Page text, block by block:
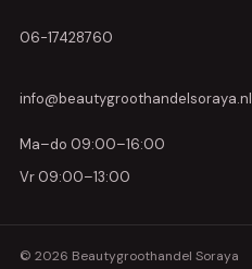
06-17428760
info@beautygroothandelsoraya.nl
Ma–do 09:00–16:00
Vr 09:00–13:00
© 2026 Beautygroothandel Soraya